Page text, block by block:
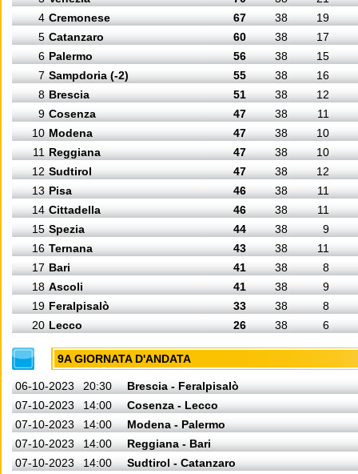
4 Cremonese 67 38
19
5 Catanzaro 60 38
17
6 Palermo 56 38
15
7 Sampdoria (-2) 55 38
16
8 Brescia 51 38
12
9 Cosenza 47 38
11
10 Modena 47 38
10
11 Reggiana 47 38
10
12 Sudtirol 47 38
12
13 Pisa 46 38
11
14 Cittadella 46 38
11
15 Spezia 44 38
9
16 Ternana 43 38
11
17 Bari 41 38
8
18 Ascoli 41 38
9
19 Feralpisalò 33 38
8
20 Lecco 26 38 6
9A GIORNATA D'ANDATA
06-10-2023 20:30
Brescia - Feralpisalò
07-10-2023
14:00
Cosenza - Lecco
07-10-2023
14:00
Modena - Palermo
07-10-2023
14:00
Reggiana - Bari
07-10-2023
14:00
Sudtirol - Catanzaro